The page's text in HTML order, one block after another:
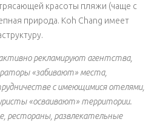
красоты пляжи (чаще с
природа. Koh Chang имеет
рекламируют агентства,
«забивают» места,
с имеющимися отелями,
«осваивают» территории.
рестораны, развлекательные